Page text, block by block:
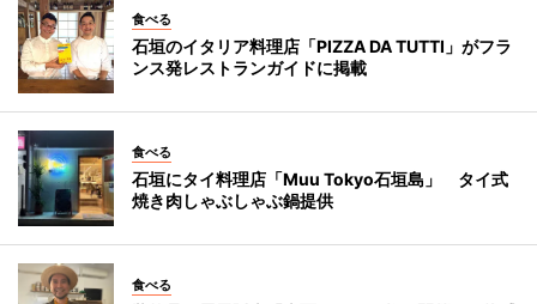
食べる
石垣のイタリア料理店「PIZZA DA TUTTI」がフラ
ンス発レストランガイドに掲載
食べる
石垣にタイ料理店「Muu Tokyo石垣島」 タイ式
焼き肉しゃぶしゃぶ鍋提供
食べる